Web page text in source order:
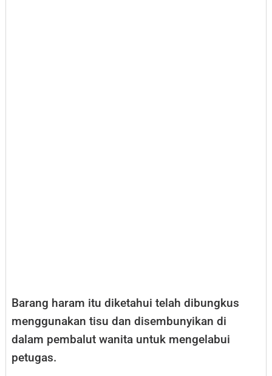
Barang haram itu diketahui telah dibungkus
menggunakan tisu dan disembunyikan di
dalam pembalut wanita untuk mengelabui
petugas.